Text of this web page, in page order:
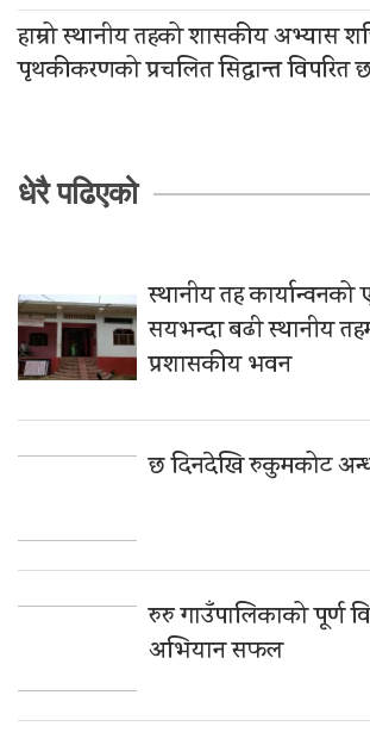
हाम्रो स्थानीय तहको शासकीय अभ्यास
पृथकीकरणको प्रचलित सिद्धान्त विपरित
धेरै पढिएको
स्थानीय तह
सयभन्दा बढी स्थानीय
प्रशासकीय भवन
छ दिनदेखि रुकुमकोट
रुरु गाउँपालिकाको पूर्ण
अभियान सफल